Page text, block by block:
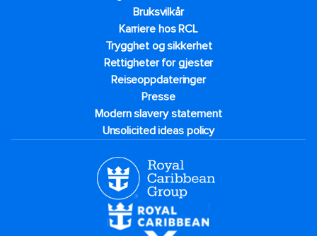
Bruksvilkår
Karriere hos RCL
Trygghet og sikkerhet​
Rettigheter for gjester
Reiseoppdateringer
Presse
Modern slavery statement
Unsolicited ideas policy